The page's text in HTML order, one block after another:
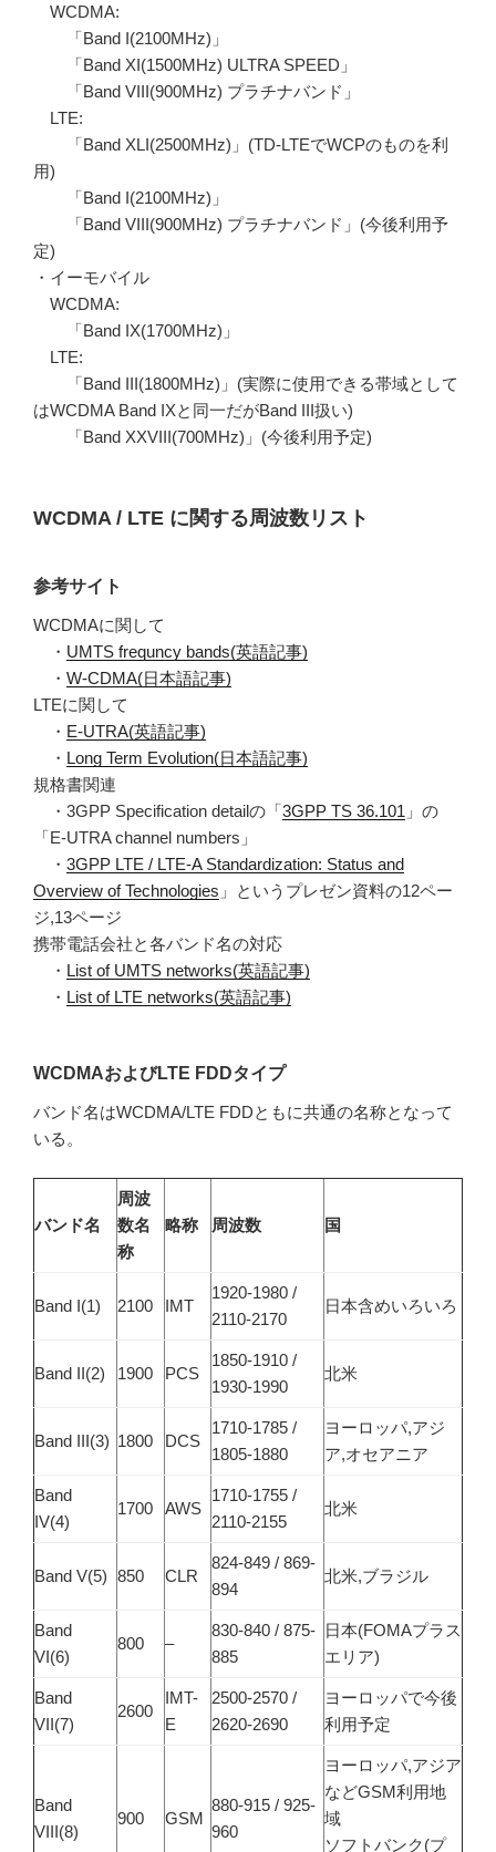
WCDMA:
「Band I(2100MHz)」
「Band XI(1500MHz) ULTRA SPEED」
「Band VIII(900MHz) プラチナバンド」
LTE:
「Band XLI(2500MHz)」(TD-LTEでWCPのものを利
用)
「Band I(2100MHz)」
「Band VIII(900MHz) プラチナバンド」(今後利用予
定)
・イーモバイル
WCDMA:
「Band IX(1700MHz)」
LTE:
「Band III(1800MHz)」(実際に使用できる帯域として
はWCDMA Band IXと同一だがBand III扱い)
「Band XXVIII(700MHz)」(今後利用予定)
WCDMA / LTE に関する周波数リスト
参考サイト
WCDMAに関して
・ UMTS frequncy bands(英語記事)
・ W-CDMA(日本語記事)
LTEに関して
・ E-UTRA(英語記事)
・ Long Term Evolution(日本語記事)
規格書関連
・3GPP Specification detailの「3GPP TS 36.101 」の
「E-UTRA channel numbers」
・ 3GPP LTE / LTE-A Standardization: Status and
Overview of Technologies 」というプレゼン資料の12ペー
ジ,13ページ
携帯電話会社と各バンド名の対応
・ List of UMTS networks(英語記事)
・ List of LTE networks(英語記事)
WCDMAおよびLTE FDDタイプ
バンド名はWCDMA/LTE FDDともに共通の名称となって
いる。
バンド名
周波
数名
称
略称 周波数 国
Band I(1) 2100 IMT
1920-1980 /
2110-2170
日本含めいろいろ
Band II(2) 1900 PCS
1850-1910 /
1930-1990
北米
Band III(3) 1800 DCS
1710-1785 /
1805-1880
ヨーロッパ,アジ
ア,オセアニア
Band
IV(4)
1700 AWS
1710-1755 /
2110-2155
北米
Band V(5) 850 CLR
824-849 / 869-
894
北米,ブラジル
Band
VI(6)
800 –
830-840 / 875-
885
日本(FOMAプラス
エリア)
Band
VII(7)
2600
IMT-
E
2500-2570 /
2620-2690
ヨーロッパで今後
利用予定
Band
VIII(8)
900 GSM
880-915 / 925-
960
ヨーロッパ,アジア
などGSM利用地
域
ソフトバンク(プ